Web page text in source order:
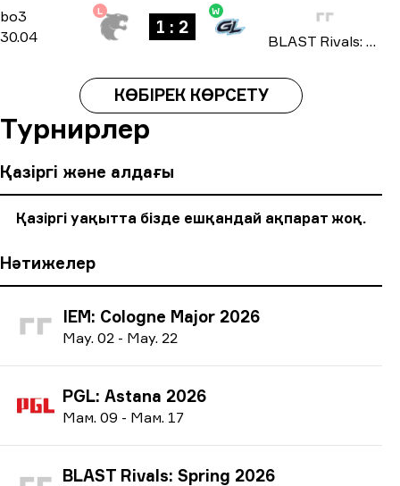
bo3 -bo3
30.04
L
1 : 2
W
BLAST Rivals: Spring 2026
КӨБІРЕК КӨРСЕТУ
Турнирлер
Қазіргі және алдағы
Қазіргі уақытта бізде ешқандай ақпарат жоқ.
Нәтижелер
IEM: Cologne Major 2026
Мау. 02 - Мау. 22
PGL: Astana 2026
Мам. 09 - Мам. 17
BLAST Rivals: Spring 2026